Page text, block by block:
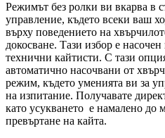
Режимът без ролки ви вкарва в
управление, където всеки ваш
върху поведението на
докосване. Тази избор е
технични кайтисти. С тази
автоматично насочвани от
режим, където уменията ви за
на изпитание. Получавате
като усукването е намалено
превъртане на кайта.